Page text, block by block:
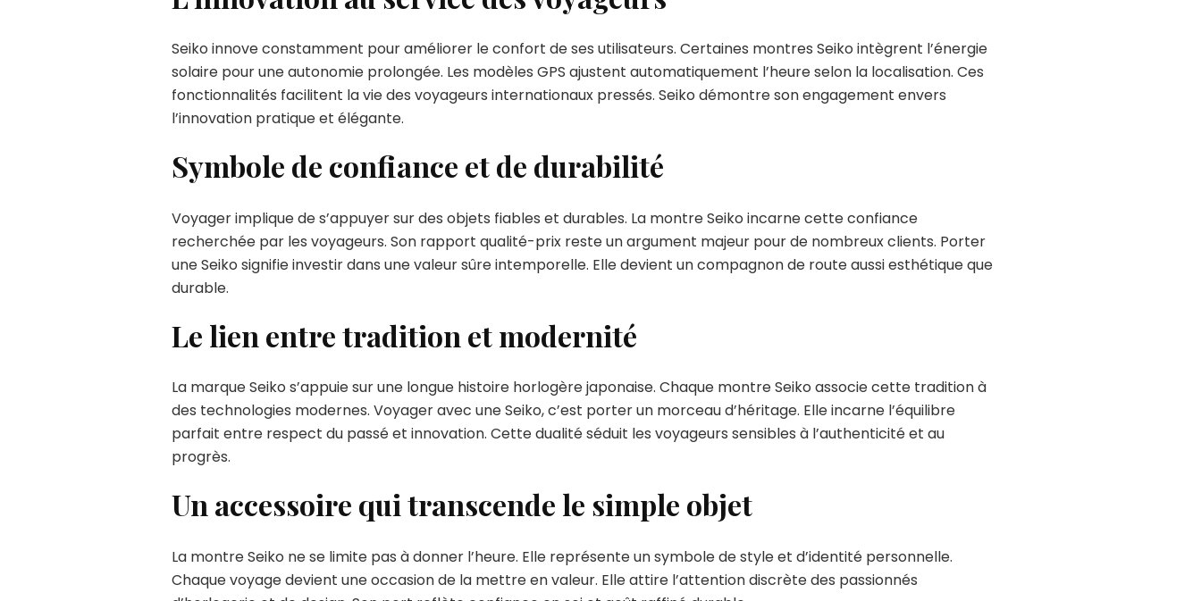
Seiko innove constamment pour améliorer le confort de ses utilisateurs. Certaines montres Seiko intègrent l’énergie
solaire pour une autonomie prolongée. Les modèles GPS ajustent automatiquement l’heure selon la localisation. Ces
fonctionnalités facilitent la vie des voyageurs internationaux pressés. Seiko démontre son engagement envers
l’innovation pratique et élégante.
Symbole de confiance et de durabilité
Voyager implique de s’appuyer sur des objets fiables et durables. La montre Seiko incarne cette confiance
recherchée par les voyageurs. Son rapport qualité-prix reste un argument majeur pour de nombreux clients. Porter
une Seiko signifie investir dans une valeur sûre intemporelle. Elle devient un compagnon de route aussi esthétique que
durable.
Le lien entre tradition et modernité
La marque Seiko s’appuie sur une longue histoire horlogère japonaise. Chaque montre Seiko associe cette tradition à
des technologies modernes. Voyager avec une Seiko, c’est porter un morceau d’héritage. Elle incarne l’équilibre
parfait entre respect du passé et innovation. Cette dualité séduit les voyageurs sensibles à l’authenticité et au
progrès.
Un accessoire qui transcende le simple objet
La montre Seiko ne se limite pas à donner l’heure. Elle représente un symbole de style et d’identité personnelle.
Chaque voyage devient une occasion de la mettre en valeur. Elle attire l’attention discrète des passionnés